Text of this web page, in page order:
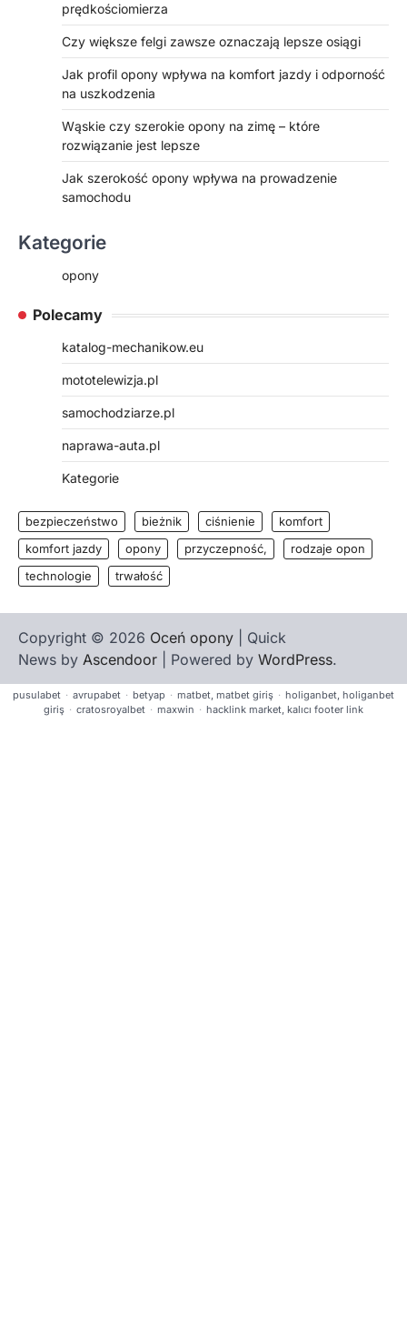
prędkościomierza
Czy większe felgi zawsze oznaczają lepsze osiągi
Jak profil opony wpływa na komfort jazdy i odporność
na uszkodzenia
Wąskie czy szerokie opony na zimę – które
rozwiązanie jest lepsze
Jak szerokość opony wpływa na prowadzenie
samochodu
Kategorie
opony
Polecamy
katalog-mechanikow.eu
mototelewizja.pl
samochodziarze.pl
naprawa-auta.pl
Kategorie
bezpieczeństwo bieżnik ciśnienie
komfort
komfort jazdy
opony przyczepność,
rodzaje opon
technologie
trwałość
Copyright © 2026 Oceń opony | Quick
News by Ascendoor | Powered by WordPress.
pusulabet · avrupabet · betyap · matbet, matbet giriş · holiganbet, holiganbet
giriş · cratosroyalbet · maxwin · hacklink market, kalıcı footer link